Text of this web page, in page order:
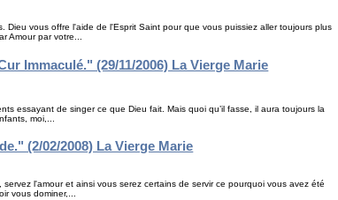
vous offre l'aide de l'Esprit Saint pour que vous puissiez aller toujours plus
Amour par votre...
Immaculé." (29/11/2006) La Vierge Marie
essayant de singer ce que Dieu fait. Mais quoi qu’il fasse, il aura toujours la
moi,...
(2/02/2008) La Vierge Marie
l'amour et ainsi vous serez certains de servir ce pourquoi vous avez été
vous dominer,...